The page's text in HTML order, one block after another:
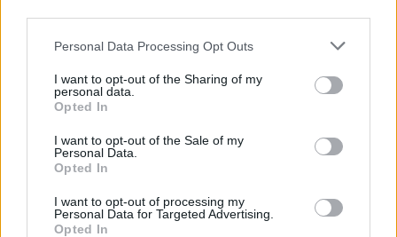
Personal Data Processing Opt Outs
I want to opt-out of the Sharing of my
personal data.
Opted In
I want to opt-out of the Sale of my
Personal Data.
Opted In
I want to opt-out of processing my
Personal Data for Targeted Advertising.
Opted In
pronásledovali velrybáře
Islandské úřady nařídily
vyhoštění 21 aktivistů
pobřežní stráž s policií zabavily
jejich loď, která pronásledovala velrybářské plavidlo. Pasažéři lodi
patřící nadaci kanadsko-amerického ekologického aktivisty Paula
Watsona jsou od té doby zadržováni v Reykjavíku. Sám Watson na
palubě nebyl. Píše o tom agentura AFP s odvoláním na islandskou
policii.